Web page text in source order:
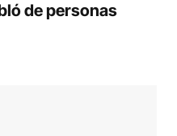
de personas